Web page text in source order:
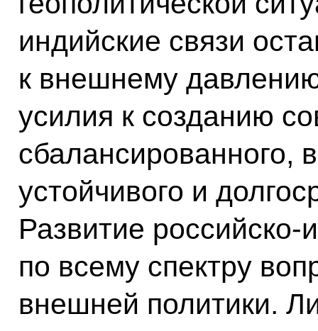
индийские связи
к внешнему
усилия к созданию
сбалансированного,
устойчивого и
Развитие
по всему спектру
внешней политики.